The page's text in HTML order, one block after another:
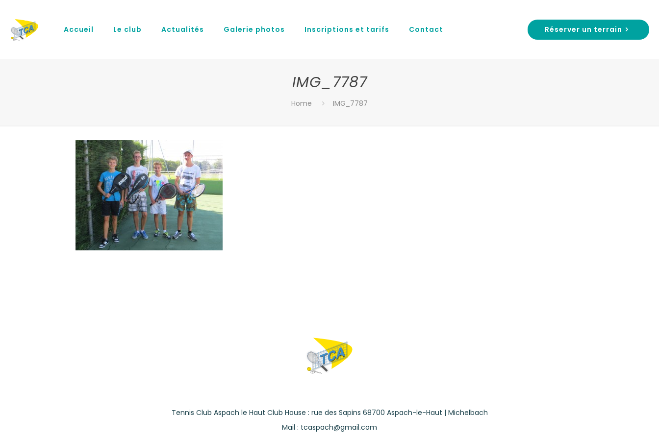
Accueil Le club Actualités Galerie photos Inscriptions et tarifs Contact Réserver un terrain
IMG_7787
Home IMG_7787
Tennis Club Aspach le Haut Club House : rue des Sapins 68700 Aspach-le-Haut | Michelbach
Mail : tcaspach@gmail.com